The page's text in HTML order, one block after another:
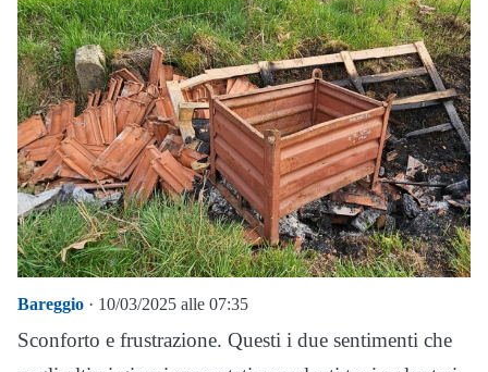
Bareggio · 10/03/2025 alle 07:35
Sconforto e frustrazione. Questi i due sentimenti che